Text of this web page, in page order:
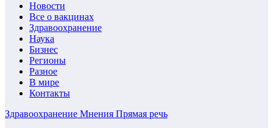
Новости
Все о вакцинах
Здравоохранение
Наука
Бизнес
Регионы
Разное
В мире
Контакты
Здравоохранение Мнения Прямая речь